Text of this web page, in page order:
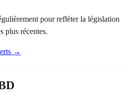
pour refléter la législation
plus récentes.
→